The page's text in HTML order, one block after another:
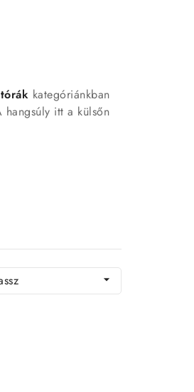
kategóriánkban
hangsúly itt a külsőn
